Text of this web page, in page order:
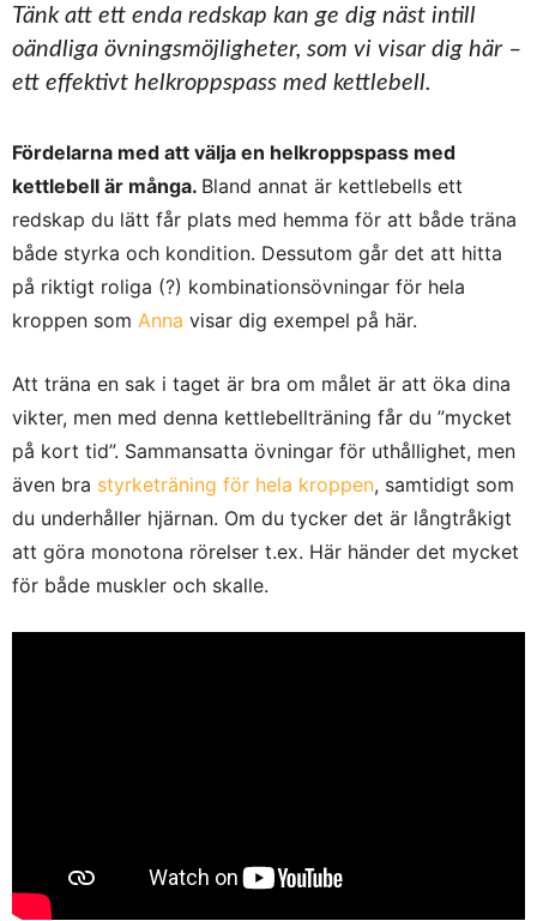
Tänk att ett enda redskap kan ge dig näst intill
oändliga övningsmöjligheter, som vi visar dig här –
ett effektivt helkroppspass med kettlebell.
Fördelarna med att välja en helkroppspass med
kettlebell är många. Bland annat är kettlebells ett
redskap du lätt får plats med hemma för att både träna
både styrka och kondition. Dessutom går det att hitta
på riktigt roliga (?) kombinationsövningar för hela
kroppen som Anna visar dig exempel på här.
Att träna en sak i taget är bra om målet är att öka dina
vikter, men med denna kettlebellträning får du ”mycket
på kort tid”. Sammansatta övningar för uthållighet, men
även bra styrketräning för hela kroppen, samtidigt som
du underhåller hjärnan. Om du tycker det är långtråkigt
att göra monotona rörelser t.ex. Här händer det mycket
för både muskler och skalle.